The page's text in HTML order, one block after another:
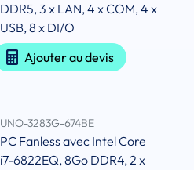
DDR5, 3 x LAN, 4 x COM, 4 x
USB, 8 x DI/O
Ajouter au devis
UNO-3283G-674BE
PC Fanless avec Intel Core
i7-6822EQ, 8Go DDR4, 2 x